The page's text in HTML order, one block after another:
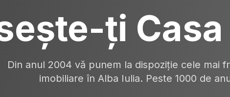
ți Casa
Din anul 2004 vă punem la dispoziție cele mai
imobiliare în Alba Iulia. Peste 1000 de